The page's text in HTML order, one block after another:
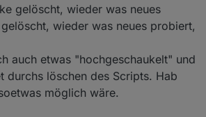
gelöscht, wieder was neues
wieder was neues probiert,
auch etwas "hochgeschaukelt" und
durchs löschen des Scripts. Hab
möglich wäre.